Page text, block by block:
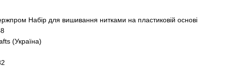
Набір для вишивання нитками на пластиковій основі
(Україна)